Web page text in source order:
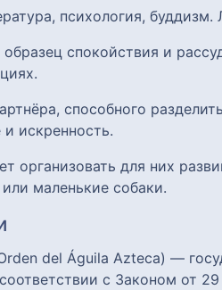
психология,
спокойствия и
способного
искренность.
организовать для них
маленькие собаки.
del Águila Azteca) —
с Законом от